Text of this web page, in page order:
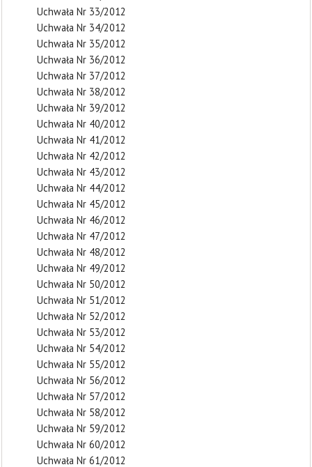
Uchwała Nr 33/2012
Uchwała Nr 34/2012
Uchwała Nr 35/2012
Uchwała Nr 36/2012
Uchwała Nr 37/2012
Uchwała Nr 38/2012
Uchwała Nr 39/2012
Uchwała Nr 40/2012
Uchwała Nr 41/2012
Uchwała Nr 42/2012
Uchwała Nr 43/2012
Uchwała Nr 44/2012
Uchwała Nr 45/2012
Uchwała Nr 46/2012
Uchwała Nr 47/2012
Uchwała Nr 48/2012
Uchwała Nr 49/2012
Uchwała Nr 50/2012
Uchwała Nr 51/2012
Uchwała Nr 52/2012
Uchwała Nr 53/2012
Uchwała Nr 54/2012
Uchwała Nr 55/2012
Uchwała Nr 56/2012
Uchwała Nr 57/2012
Uchwała Nr 58/2012
Uchwała Nr 59/2012
Uchwała Nr 60/2012
Uchwała Nr 61/2012